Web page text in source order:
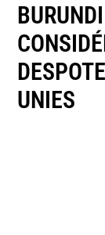
UNIES